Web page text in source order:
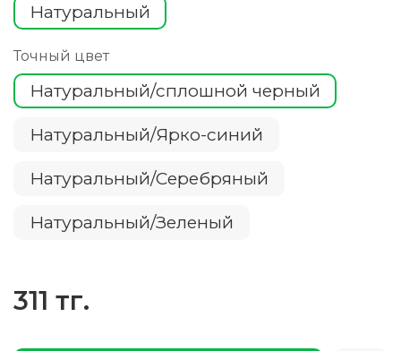
Натуральный
Точный цвет
Натуральный/сплошной черный
Натуральный/Ярко-синий
Натуральный/Серебряный
Натуральный/Зеленый
311 тг.